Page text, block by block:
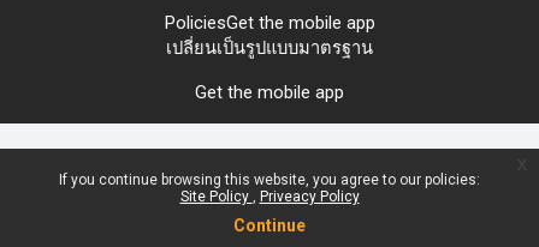
If you continue browsing this website, you agree to our policies:
Site Policy
Priveacy Policy
Continue
PoliciesGet the mobile app
เปลี่ยนเป็นรูปแบบมาตรฐาน
Get the mobile app